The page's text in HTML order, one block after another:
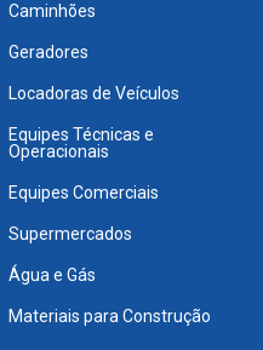
Caminhões
Geradores
Locadoras de Veículos
Equipes Técnicas e
Operacionais
Equipes Comerciais
Supermercados
Água e Gás
Materiais para Construção